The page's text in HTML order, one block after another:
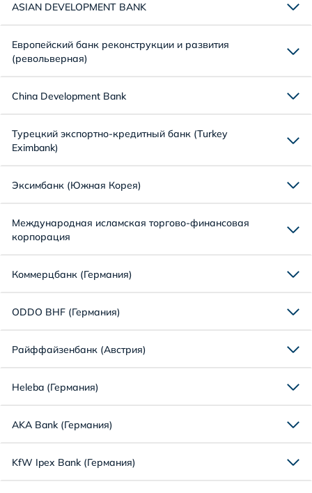
ASIAN DEVELOPMENT BANK
Европейский банк реконструкции и развития
(револьверная)
China Development Bank
Турецкий экспортно-кредитный банк (Turkey
Eximbank)
Эксимбанк (Южная Корея)
Международная исламская торгово-финансовая
корпорация
Коммерцбанк (Германия)
ODDO BHF (Германия)
Райффайзенбанк (Австрия)
Heleba (Германия)
AKA Bank (Германия)
KfW Ipex Bank (Германия)